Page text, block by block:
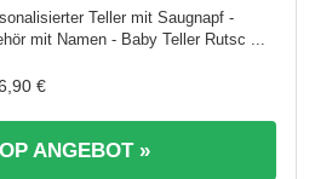
Teller mit Saugnapf -
mit Namen - Baby Teller Rutsc ...
€
ANGEBOT »